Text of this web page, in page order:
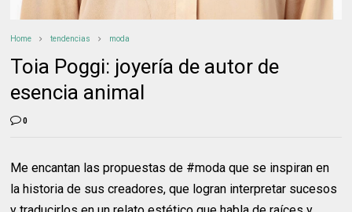
Home tendencias moda
Toia Poggi: joyería de autor de
esencia animal
0
Me encantan las propuestas de #moda que se inspiran en
la historia de sus creadores, que logran interpretar sucesos